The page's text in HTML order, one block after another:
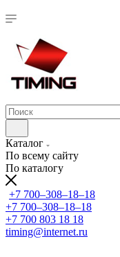
Каталог
По всему сайту
По каталогу
+7 700‒308‒18‒18
+7 700‒308‒18‒18
+7 700 803 18 18
timing@internet.ru